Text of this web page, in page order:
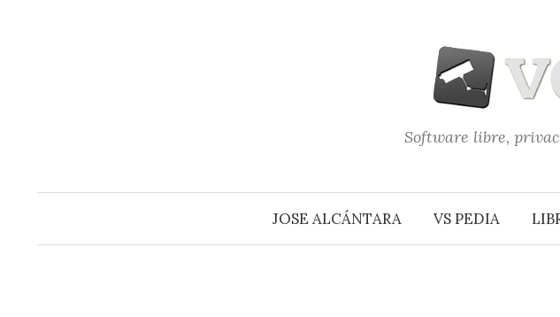
Software libre,
JOSE ALCÁNTARA VS PEDIA